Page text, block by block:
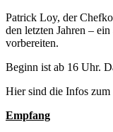
Patrick Loy, der
den letzten Jahren –
vorbereiten.
Beginn ist ab 16 Uhr.
Hier sind die Infos
Empfang